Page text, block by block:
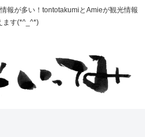
報が多い！tontotakumiとAmieが観光情報
ます(*^_^*)